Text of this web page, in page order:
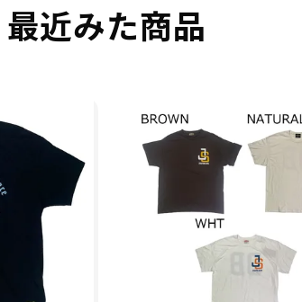
最近みた商品